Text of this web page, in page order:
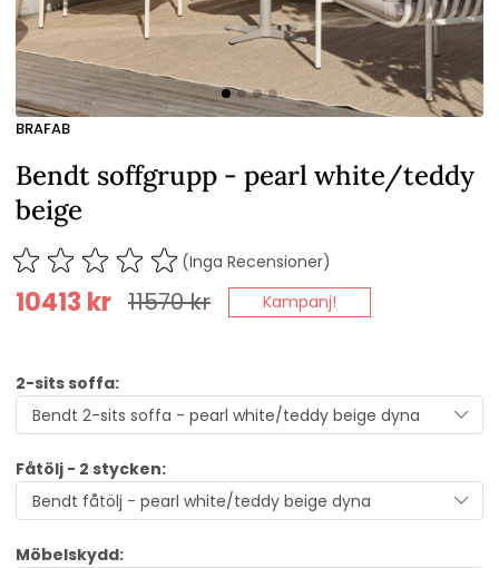
BRAFAB
Bendt soffgrupp - pearl white/teddy
beige
(Inga Recensioner)
11570kr
10413 kr Kampanj!
2-sits soffa:
Fåtölj - 2 stycken:
Möbelskydd: